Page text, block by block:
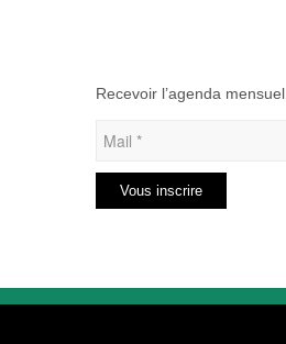
Recevoir l’agenda mensuel.